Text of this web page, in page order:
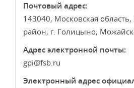
Почтовый адрес:
143040, Московская
район, г. Голицыно,
Адрес электронной почты:
gpi
fsb.ru
Электронный адрес